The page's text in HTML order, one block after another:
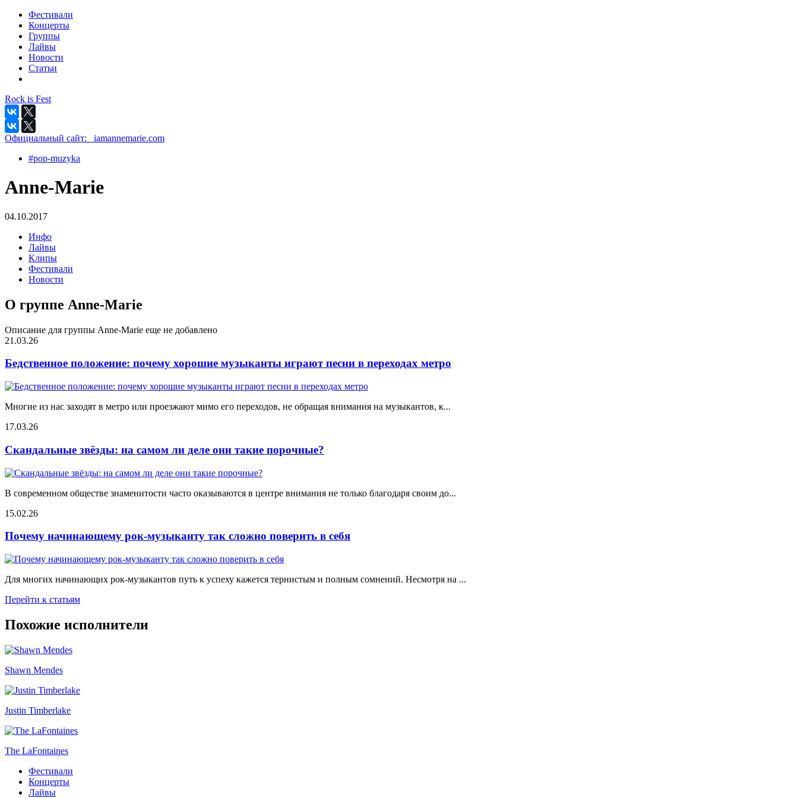
Фестивали
Концерты
Группы
Лайвы
Новости
Статьи
Rock is Fest
Официальный сайт:
_iamannemarie.com
#pop-muzyka
Anne-Marie
04.10.2017
Инфо
Лайвы
Клипы
Фестивали
Новости
О группе Anne-Marie
Описание для группы Anne-Marie еще не добавлено
21.03.26
Бедственное положение: почему хорошие музыканты играют песни в переходах метро
Многие из нас заходят в метро или проезжают мимо его переходов, не обращая внимания на музыкантов, к...
17.03.26
Скандальные звёзды: на самом ли деле они такие порочные?
В современном обществе знаменитости часто оказываются в центре внимания не только благодаря своим до...
15.02.26
Почему начинающему рок-музыканту так сложно поверить в себя
Для многих начинающих рок-музыкантов путь к успеху кажется тернистым и полным сомнений. Несмотря на ...
Перейти к статьям
Похожие исполнители
Shawn Mendes
Justin Timberlake
The LaFontaines
Фестивали
Концерты
Лайвы